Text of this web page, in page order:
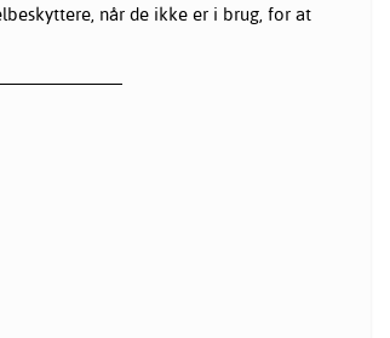
når de ikke er i brug, for at